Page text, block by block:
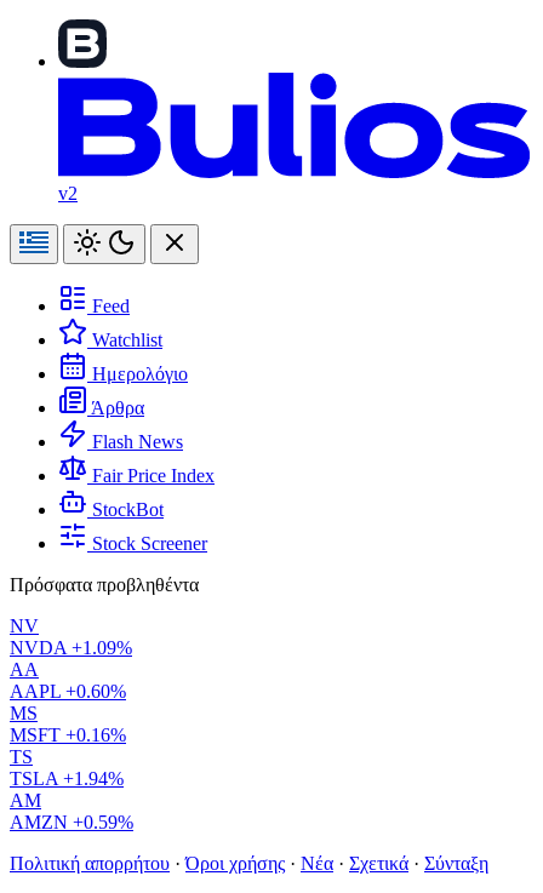
v2
Feed
Watchlist
Ημερολόγιο
Άρθρα
Flash News
Fair Price Index
StockBot
Stock Screener
Πρόσφατα προβληθέντα
NV
NVDA +1.09%
AA
AAPL +0.60%
MS
MSFT +0.16%
TS
TSLA +1.94%
AM
AMZN +0.59%
Πολιτική απορρήτου · Όροι χρήσης · Νέα · Σχετικά · Σύνταξη